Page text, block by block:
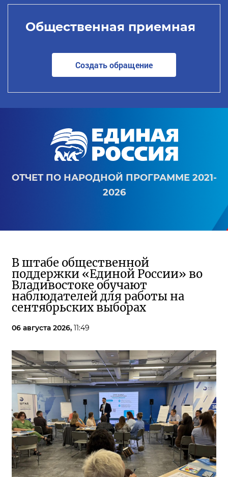
Общественная приемная
Создать обращение
ОТЧЕТ ПО НАРОДНОЙ ПРОГРАММЕ 2021-
2026
В штабе общественной
поддержки «Единой России» во
Владивостоке обучают
наблюдателей для работы на
сентябрьских выборах
06 августа 2026, 11:49